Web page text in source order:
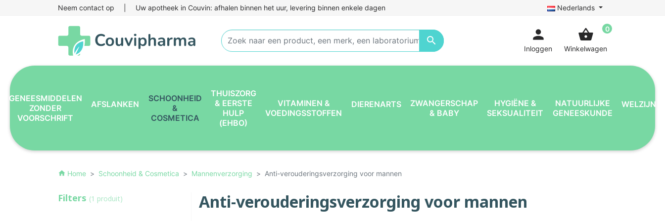
Neem contact op Uw apotheek in Couvin: afhalen binnen het uur, levering binnen enkele dagen Nederlands
 person
Inloggen
shopping_basket 0
Winkelwagen
GENEESMIDDELEN
ZONDER
VOORSCHRIFT
AFSLANKEN
SCHOONHEID
&
COSMETICA
THUISZORG
& EERSTE
HULP
(EHBO)
VITAMINEN &
VOEDINGSSTOFFEN
DIERENARTS
ZWANGERSCHAP
& BABY
HYGIËNE &
SEKSUALITEIT
NATUURLIJKE
GENEESKUNDE
WELZIJN
home Home Schoonheid & Cosmetica Mannenverzorging Anti-verouderingsverzorging voor mannen
Filters (1 produit) Anti-verouderingsverzorging voor mannen